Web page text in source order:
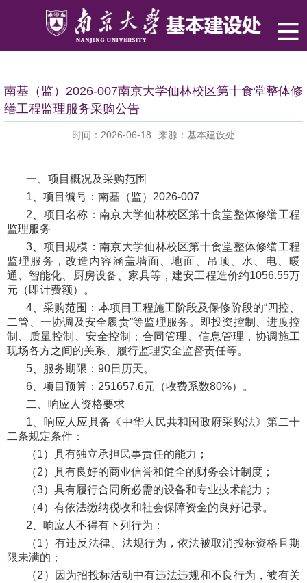
南基（监）2026-007南京大学仙林校区第十食堂整体修
缮工程监理服务采购公告
时间：2026-06-18 来源：基本建设处
一、项目概况及采购范围
1、项目编号：南基（监）2026-007
2、项目名称：南京大学仙林校区第十食堂整体修缮工程
监理服务
3、项目规模：南京大学仙林校区第十食堂整体修缮工程
监理服务，改造内容涵盖墙面、地面、吊顶、水、电、暖
通、智能化、厨房设备、家具等，建安工程造价约1056.55万
元（即计费额）。
4、采购范围：本项目工程施工阶段及保修阶段的“四控、
二管、一协调及安全履责”等监理服务。即投资控制、进度控
制、质量控制、安全控制；合同管理、信息管理，协调施工
现场各方之间的关系、履行监理安全监督责任等。
5、服务期限：90日历天。
6、项目预算：251657.6元（收费系数80%）。
二、响应人资格要求
1、响应人应具备《中华人民共和国政府采购法》第二十
二条规定条件：
（1）具有独立承担民事责任的能力；
（2）具有良好的商业信誉和健全的财务会计制度；
（3）具有履行合同所必需的设备和专业技术能力；
（4）有依法缴纳税收和社会保障资金的良好记录。
2、响应人不得有下列行为：
（1）有违反法律、法规行为，依法被取消投标资格且期
限未满的；
（2）因为招投标活动中有违法违规和不良行为，被有关